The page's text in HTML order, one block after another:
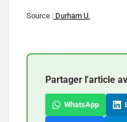
Source : Durham U.
Partager l'article
WhatsApp